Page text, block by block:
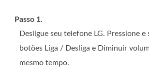
Passo 1.
Desligue seu telefone LG. Pressione e
botões Liga / Desliga e Diminuir
mesmo tempo.